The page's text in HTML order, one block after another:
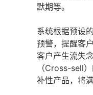
默期等。
系统根据预设
预警，提醒客
客户产生流失
（Cross-sell
补性产品，将